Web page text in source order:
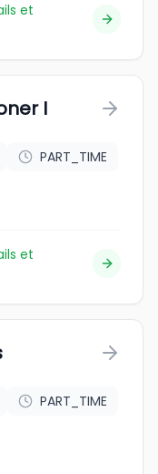
et
I
PART_TIME
et
PART_TIME